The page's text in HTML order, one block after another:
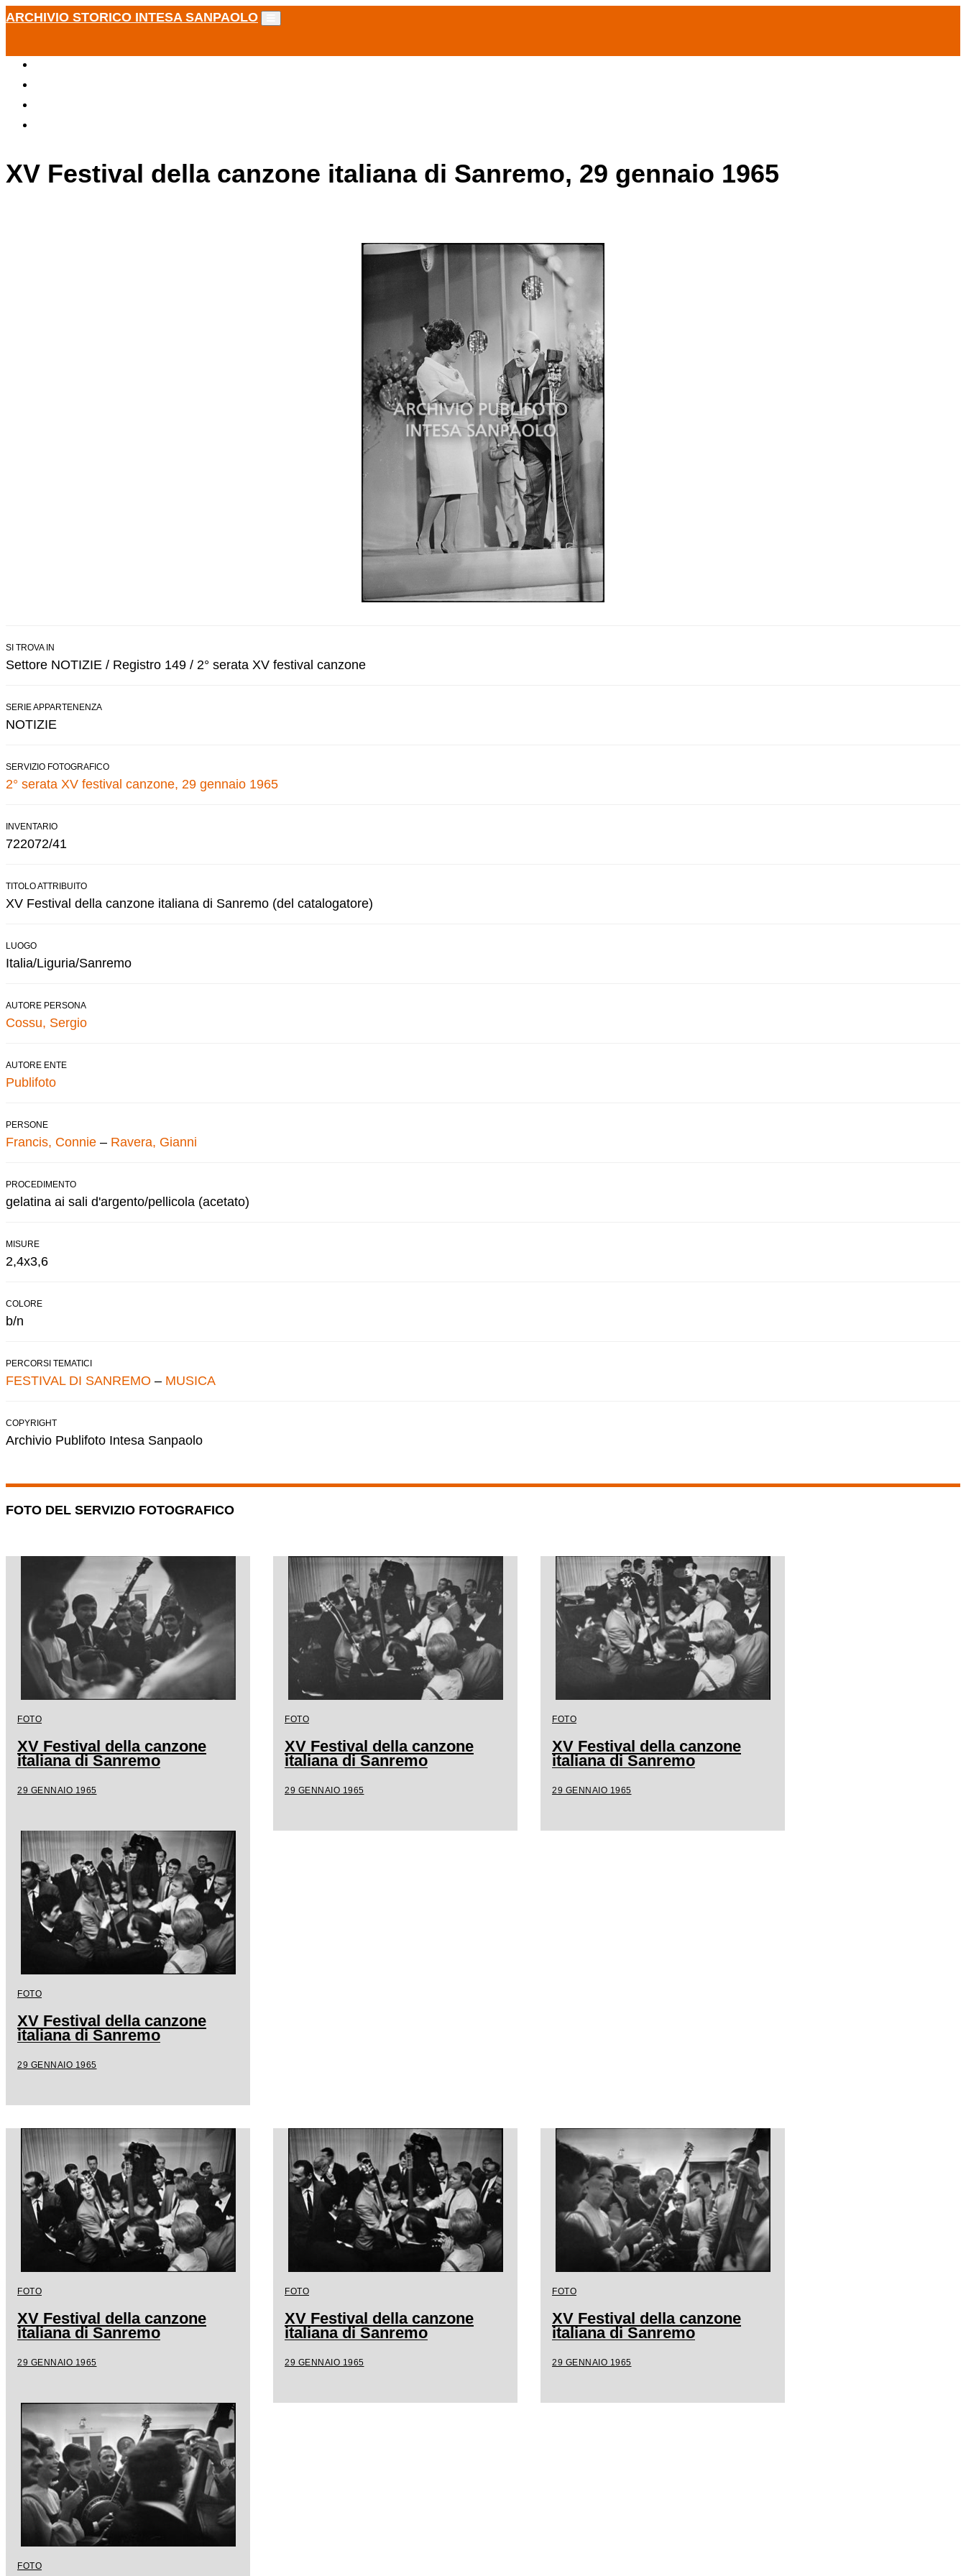
ARCHIVIO STORICO INTESA SANPAOLO
XV Festival della canzone italiana di Sanremo, 29 gennaio 1965
SI TROVA IN
Settore NOTIZIE / Registro 149 / 2° serata XV festival canzone
SERIE APPARTENENZA
NOTIZIE
SERVIZIO FOTOGRAFICO
2° serata XV festival canzone, 29 gennaio 1965
INVENTARIO
722072/41
TITOLO ATTRIBUITO
XV Festival della canzone italiana di Sanremo (del catalogatore)
LUOGO
Italia/Liguria/Sanremo
AUTORE PERSONA
Cossu, Sergio
AUTORE ENTE
Publifoto
PERSONE
Francis, Connie – Ravera, Gianni
PROCEDIMENTO
gelatina ai sali d'argento/pellicola (acetato)
MISURE
2,4x3,6
COLORE
b/n
PERCORSI TEMATICI
FESTIVAL DI SANREMO – MUSICA
COPYRIGHT
Archivio Publifoto Intesa Sanpaolo
FOTO DEL SERVIZIO FOTOGRAFICO
FOTO
XV Festival della canzone
italiana di Sanremo
29 GENNAIO 1965
FOTO
XV Festival della canzone
italiana di Sanremo
29 GENNAIO 1965
FOTO
XV Festival della canzone
italiana di Sanremo
29 GENNAIO 1965
FOTO
XV Festival della canzone
italiana di Sanremo
29 GENNAIO 1965
FOTO
XV Festival della canzone
italiana di Sanremo
29 GENNAIO 1965
FOTO
XV Festival della canzone
italiana di Sanremo
29 GENNAIO 1965
FOTO
XV Festival della canzone
italiana di Sanremo
29 GENNAIO 1965
FOTO